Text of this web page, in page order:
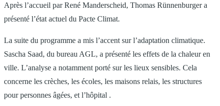
Après l’accueil par René Manderscheid, Thomas Rünnenburger a
présenté l’état actuel du Pacte Climat.
La suite du programme a mis l’accent sur l’adaptation climatique.
Sascha Saad, du bureau AGL, a présenté les effets de la chaleur en
ville. L’analyse a notamment porté sur les lieux sensibles. Cela
concerne les crèches, les écoles, les maisons relais, les structures
pour personnes âgées, et l’hôpital .